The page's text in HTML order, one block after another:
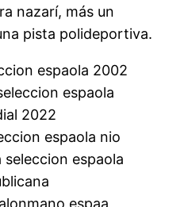
nazarí, más un
pista polideportiva.